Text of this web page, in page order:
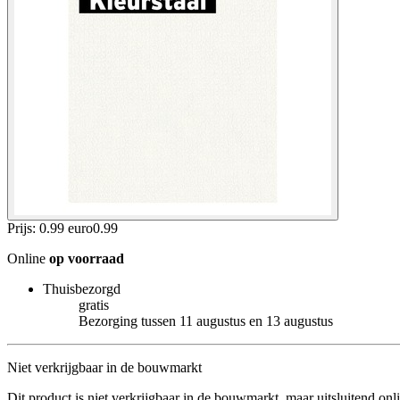
Prijs: 0.99 euro0.99
Online op voorraad
Thuisbezorgd
gratis
Bezorging tussen 11 augustus en 13 augustus
Niet verkrijgbaar in de bouwmarkt